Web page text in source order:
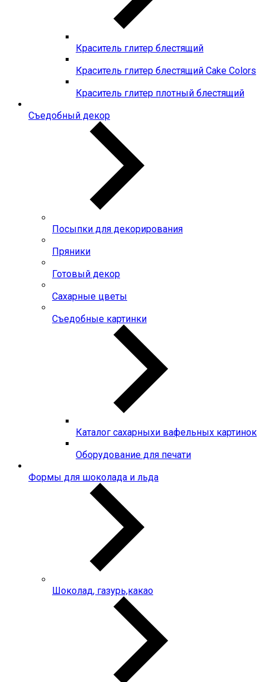
Краситель глитер блестящий
Краситель глитер блестящий Cake Colors
Краситель глитер плотный блестящий
Съедобный декор
Посыпки для декорирования
Пряники
Готовый декор
Сахарные цветы
Съедобные картинки
Каталог сахарныхи вафельных картинок
Оборудование для печати
Формы для шоколада и льда
Шоколад, газурь,какао